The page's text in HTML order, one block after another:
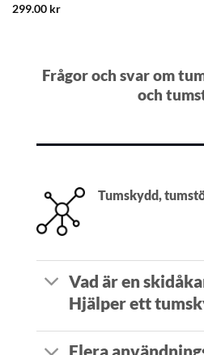
Betygsatt
299.00 kr
Frågor och svar om
och
Tumskydd,
Vad är en
Hjälper ett
Flera